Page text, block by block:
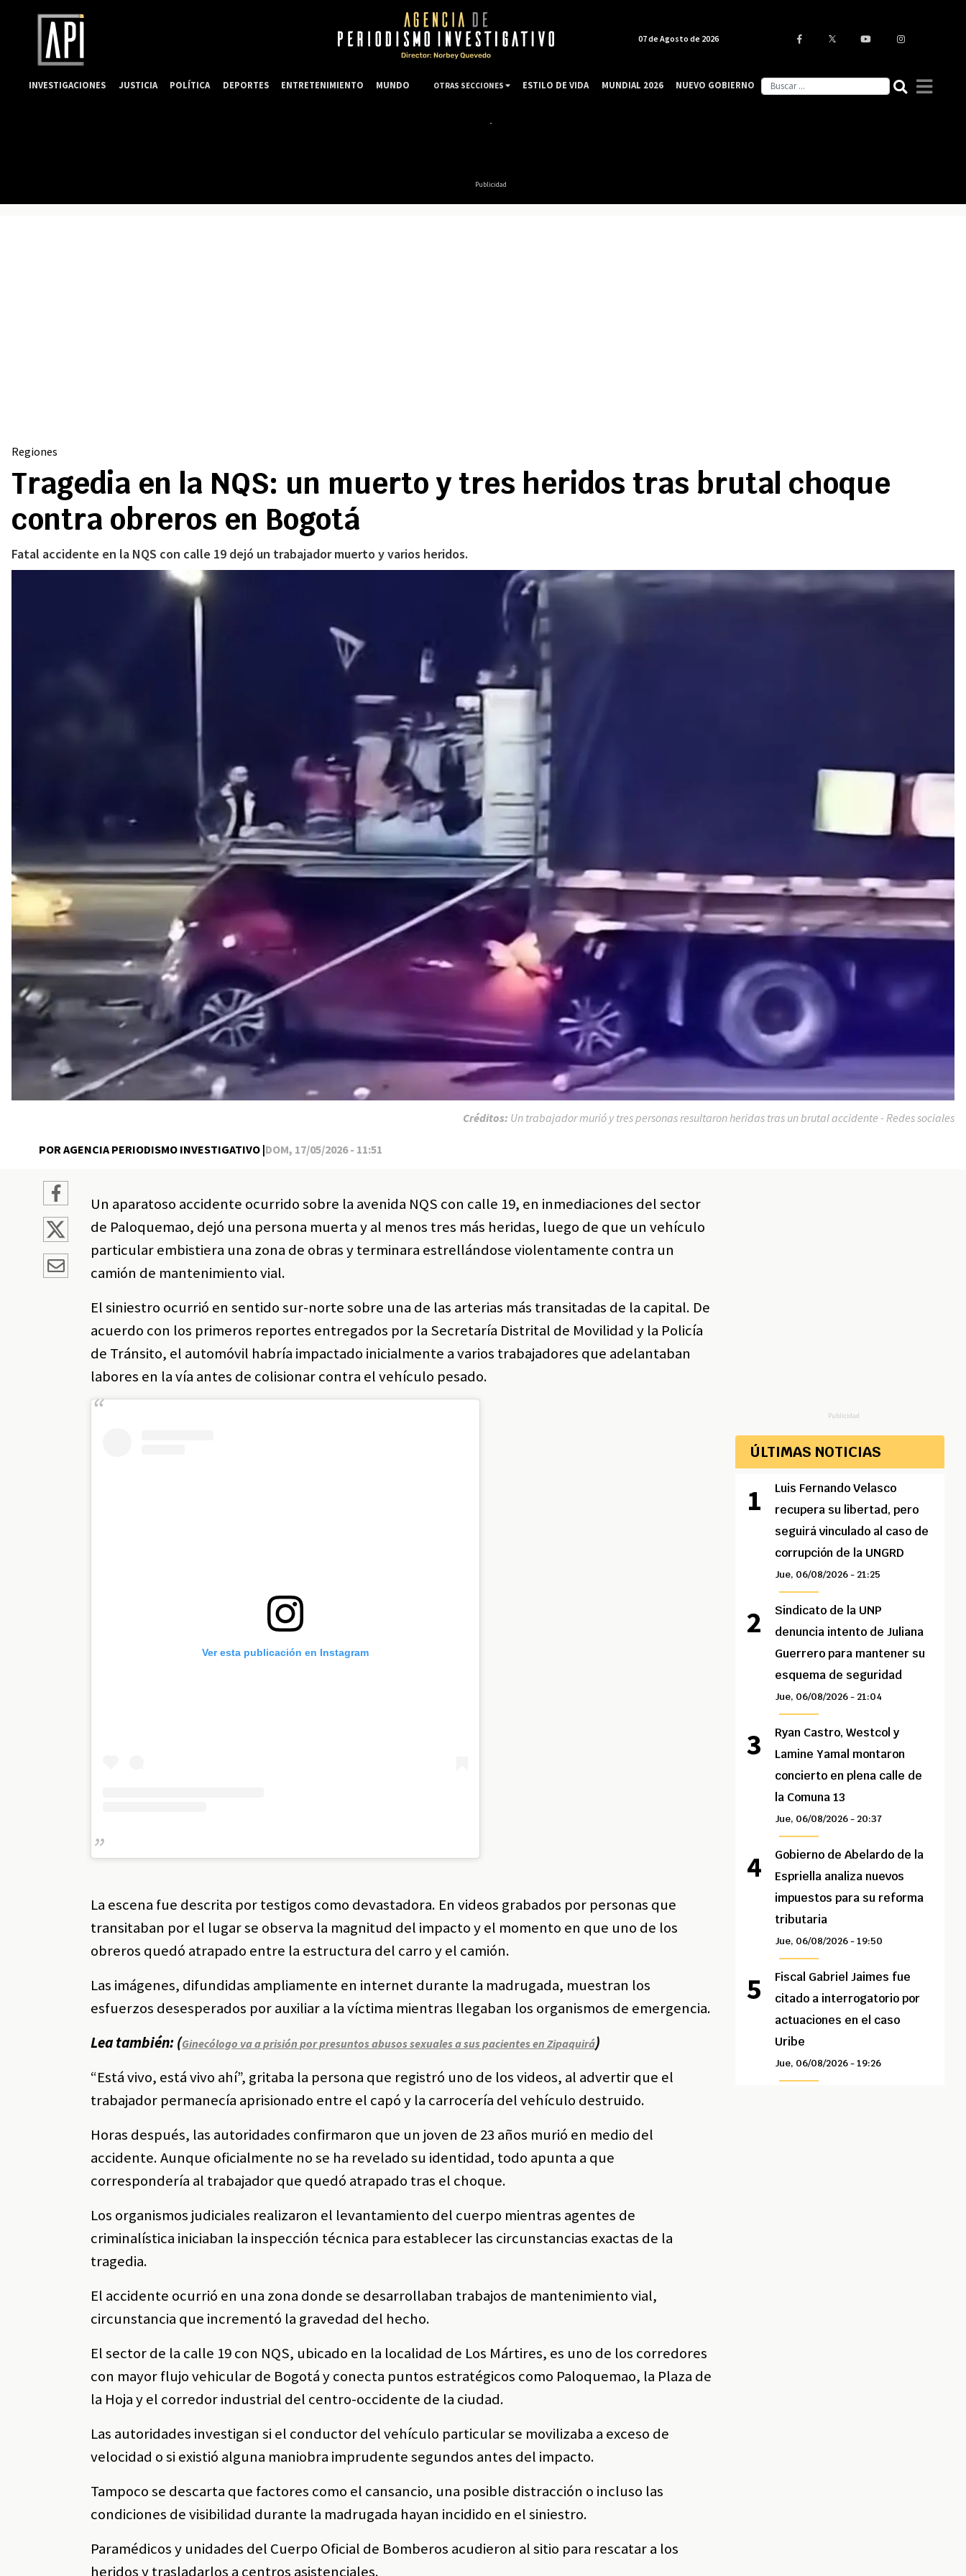
Publicidad
Regiones
Tragedia en la NQS: un muerto y tres heridos tras brutal choque
contra obreros en Bogotá
Fatal accidente en la NQS con calle 19 dejó un trabajador muerto y varios heridos.
POR AGENCIA PERIODISMO INVESTIGATIVO |DOM, 17/05/2026 - 11:51
Créditos: Un trabajador murió y tres personas resultaron heridas tras un brutal accidente - Redes sociales
Un aparatoso accidente ocurrido sobre la avenida NQS con calle 19, en inmediaciones del sector
de Paloquemao, dejó una persona muerta y al menos tres más heridas, luego de que un vehículo
particular embistiera una zona de obras y terminara estrellándose violentamente contra un
camión de mantenimiento vial.
El siniestro ocurrió en sentido sur-norte sobre una de las arterias más transitadas de la capital. De
acuerdo con los primeros reportes entregados por la Secretaría Distrital de Movilidad y la Policía
de Tránsito, el automóvil habría impactado inicialmente a varios trabajadores que adelantaban
labores en la vía antes de colisionar contra el vehículo pesado.
Ver esta publicación en Instagram
La escena fue descrita por testigos como devastadora. En videos grabados por personas que
transitaban por el lugar se observa la magnitud del impacto y el momento en que uno de los
obreros quedó atrapado entre la estructura del carro y el camión.
Las imágenes, difundidas ampliamente en internet durante la madrugada, muestran los
esfuerzos desesperados por auxiliar a la víctima mientras llegaban los organismos de emergencia.
Lea también: (Ginecólogo va a prisión por presuntos abusos sexuales a sus pacientes en Zipaquirá)
“Está vivo, está vivo ahí”, gritaba la persona que registró uno de los videos, al advertir que el
trabajador permanecía aprisionado entre el capó y la carrocería del vehículo destruido.
Horas después, las autoridades confirmaron que un joven de 23 años murió en medio del
accidente. Aunque oficialmente no se ha revelado su identidad, todo apunta a que
correspondería al trabajador que quedó atrapado tras el choque.
Los organismos judiciales realizaron el levantamiento del cuerpo mientras agentes de
criminalística iniciaban la inspección técnica para establecer las circunstancias exactas de la
tragedia.
El accidente ocurrió en una zona donde se desarrollaban trabajos de mantenimiento vial,
circunstancia que incrementó la gravedad del hecho.
El sector de la calle 19 con NQS, ubicado en la localidad de Los Mártires, es uno de los corredores
con mayor flujo vehicular de Bogotá y conecta puntos estratégicos como Paloquemao, la Plaza de
la Hoja y el corredor industrial del centro-occidente de la ciudad.
Las autoridades investigan si el conductor del vehículo particular se movilizaba a exceso de
velocidad o si existió alguna maniobra imprudente segundos antes del impacto.
Tampoco se descarta que factores como el cansancio, una posible distracción o incluso las
condiciones de visibilidad durante la madrugada hayan incidido en el siniestro.
Paramédicos y unidades del Cuerpo Oficial de Bomberos acudieron al sitio para rescatar a los
heridos y trasladarlos a centros asistenciales.
Publicidad
ÚLTIMAS NOTICIAS
Luis Fernando Velasco
recupera su libertad, pero
seguirá vinculado al caso de
corrupción de la UNGRD
Jue, 06/08/2026 - 21:25
Sindicato de la UNP
denuncia intento de Juliana
Guerrero para mantener su
esquema de seguridad
Jue, 06/08/2026 - 21:04
Ryan Castro, Westcol y
Lamine Yamal montaron
concierto en plena calle de
la Comuna 13
Jue, 06/08/2026 - 20:37
Gobierno de Abelardo de la
Espriella analiza nuevos
impuestos para su reforma
tributaria
Jue, 06/08/2026 - 19:50
Fiscal Gabriel Jaimes fue
citado a interrogatorio por
actuaciones en el caso
Uribe
Jue, 06/08/2026 - 19:26
07 de Agosto de 2026
INVESTIGACIONES JUSTICIA POLÍTICA DEPORTES ENTRETENIMIENTO MUNDO OTRAS SECCIONES ESTILO DE VIDA MUNDIAL 2026 NUEVO GOBIERNO